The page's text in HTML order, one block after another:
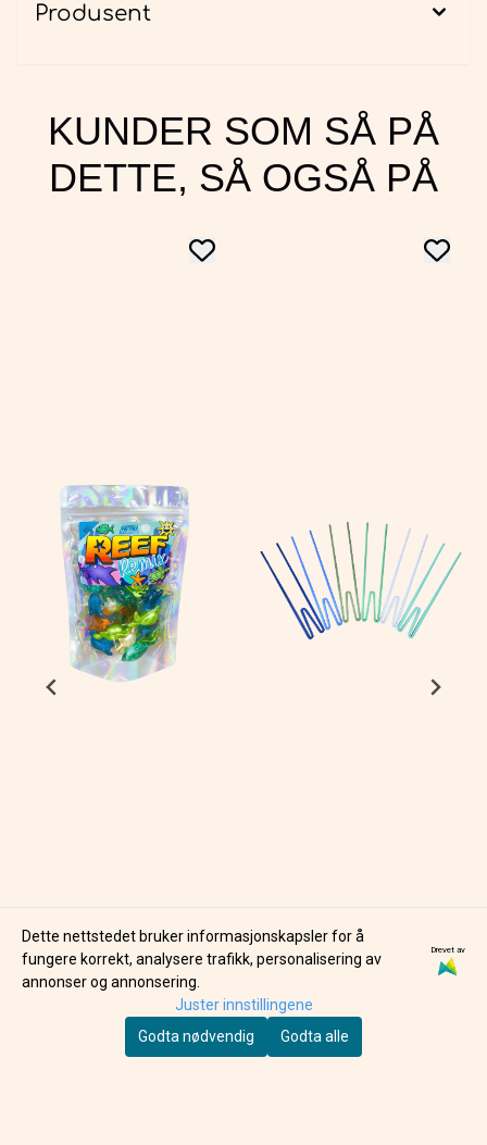
Produsent
KUNDER SOM SÅ PÅ
DETTE, SÅ OGSÅ PÅ
BARE BOUTIQUE
RETRO 90'S REEF
REMIX BADEPERLER
RICE
RICE SUSHIPINNER I
BLÅTONER
59,-
Dette nettstedet bruker informasjonskapsler for å
fungere korrekt, analysere trafikk, personalisering av
annonser og annonsering.
Drevet av
Juster innstillingene
Godta nødvendig
Godta alle